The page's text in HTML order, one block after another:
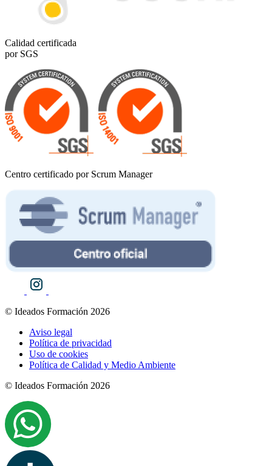
Calidad certificada
por SGS
Centro certificado por Scrum Manager
© Ideados Formación 2026
Aviso legal
Política de privacidad
Uso de cookies
Política de Calidad y Medio Ambiente
© Ideados Formación 2026